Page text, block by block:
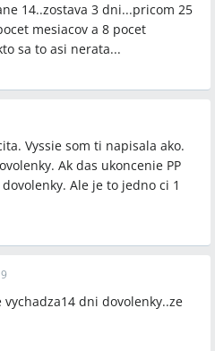
14..zostava 3 dni...pricom 25
mesiacov a 8 pocet
sa to asi nerata...
Vyssie som ti napisala ako.
Ak das ukoncenie PP
Ale je to jedno ci 1
dni dovolenky..ze